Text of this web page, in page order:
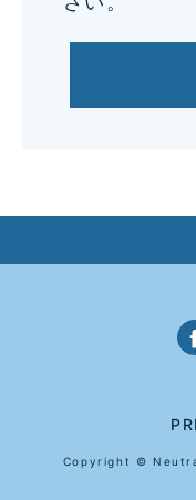
Copyright ©